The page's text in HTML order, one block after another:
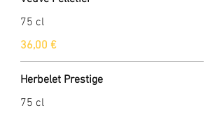
75 cl
36,00 €
Herbelet Prestige
75 cl